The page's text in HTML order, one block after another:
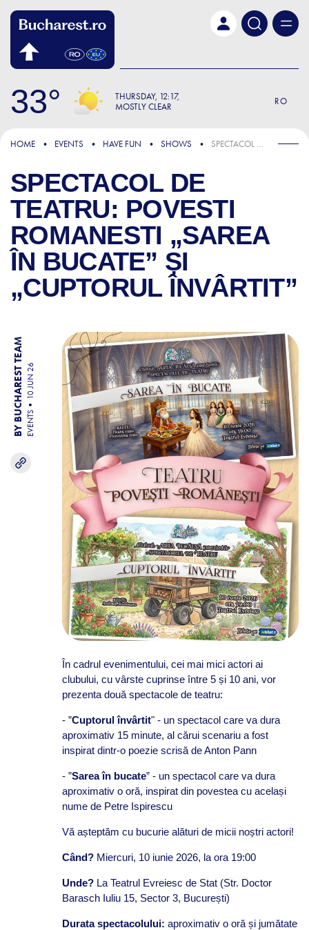
33 THURSDAY 12:17
MOSTLY CLEAR
RO
HOME EVENTS HAVE FUN SHOWS SPECTACOL DE TEATRU: POVESTI ROMANESTI „SAREA ÎN BUCATE” ȘI „CUPTORUL ÎNVÂRTIT”
SPECTACOL DE
TEATRU: POVESTI
ROMANESTI „SAREA
ÎN BUCATE” ȘI
„CUPTORUL ÎNVÂRTIT”
BY BUCHAREST TEAM EVENTS
10 JUN 26
În cadrul evenimentului, cei mai mici actori ai
clubului, cu vârste cuprinse între 5 și 10 ani, vor
prezenta două spectacole de teatru:
- ”Cuptorul învârtit" - un spectacol care va dura
aproximativ 15 minute, al cărui scenariu a fost
inspirat dintr-o poezie scrisă de Anton Pann
- ”Sarea în bucate” - un spectacol care va dura
aproximativ o oră, inspirat din povestea cu același
nume de Petre Ispirescu
Vă așteptăm cu bucurie alături de micii noștri actori!
Când?Miercuri, 10 iunie 2026, la ora 19:00
Unde?La Teatrul Evreiesc de Stat (Str. Doctor
Barasch Iuliu 15, Sector 3, București)
Durata spectacolului: aproximativ o oră și jumătate